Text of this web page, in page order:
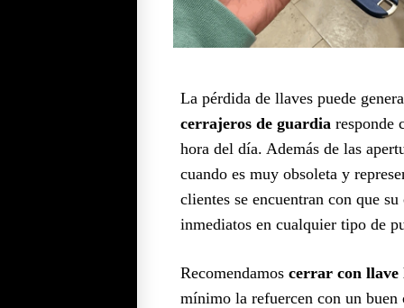
La pérdida de llaves puede
cerrajeros de guardia responde
hora del día. Además de las
cuando es muy obsoleta y
clientes se encuentran con que
inmediatos en cualquier tipo de
Recomendamos cerrar con
mínimo la refuercen con un